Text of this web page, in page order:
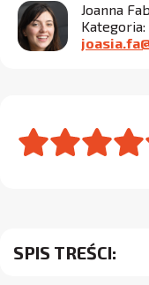
SPIS TREŚCI:
Joanna